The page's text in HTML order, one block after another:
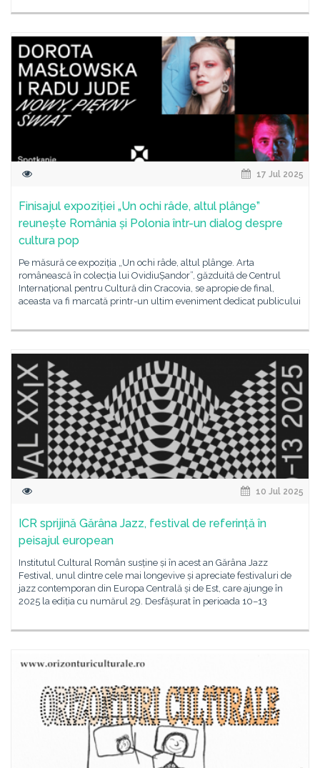
17 Jul 2025
Finisajul expoziției „Un ochi râde, altul plânge”
reunește România și Polonia într-un dialog despre
cultura pop
Pe măsură ce expoziția „Un ochi râde, altul plânge. Arta
românească în colecția lui OvidiuȘandor”, găzduită de Centrul
Internațional pentru Cultură din Cracovia, se apropie de final,
aceasta va fi marcată printr-un ultim eveniment dedicat publicului
10 Jul 2025
ICR sprijină Gărâna Jazz, festival de referință în
peisajul european
Institutul Cultural Român susține și în acest an Gărâna Jazz
Festival, unul dintre cele mai longevive și apreciate festivaluri de
jazz contemporan din Europa Centrală și de Est, care ajunge în
2025 la ediția cu numărul 29. Desfășurat în perioada 10–13